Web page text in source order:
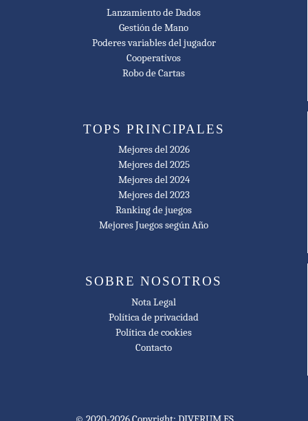
Lanzamiento de Dados
Gestión de Mano
Poderes variables del jugador
Cooperativos
Robo de Cartas
TOPS PRINCIPALES
Mejores del 2026
Mejores del 2025
Mejores del 2024
Mejores del 2023
Ranking de juegos
Mejores Juegos según Año
SOBRE NOSOTROS
Nota Legal
Política de privacidad
Política de cookies
Contacto